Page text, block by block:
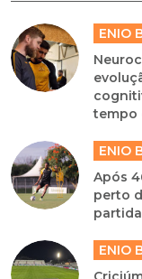
ENIO
tempo
ENIO
Após
perto
ENIO